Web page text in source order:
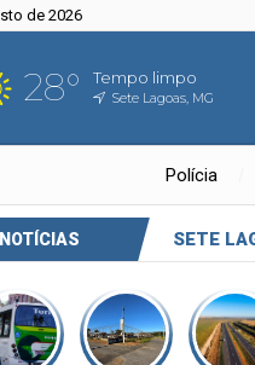
de 2026
28° Tempo limpo
Sete Lagoas, MG
Polícia
SETE